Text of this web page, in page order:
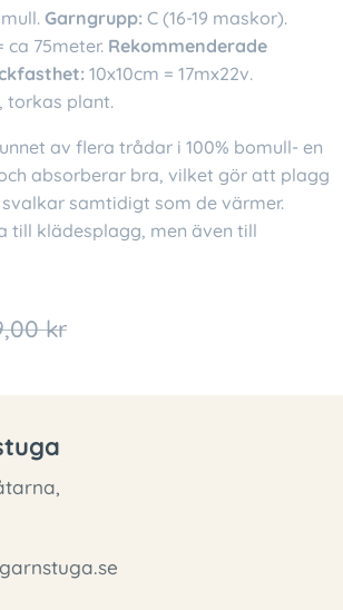
Garngrupp: C (16-19 maskor).
ca 75meter. Rekommenderade
10x10cm = 17mx22v.
torkas plant.
av flera trådar i 100% bomull- en
absorberar bra, vilket gör att plagg
samtidigt som de värmer.
till klädesplagg, men även till
kr